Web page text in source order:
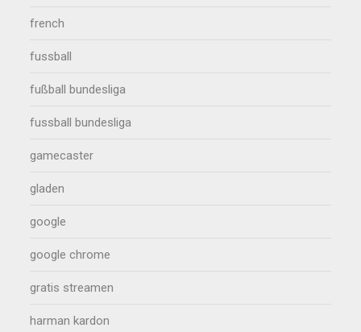
french
fussball
fußball bundesliga
fussball bundesliga
gamecaster
gladen
google
google chrome
gratis streamen
harman kardon